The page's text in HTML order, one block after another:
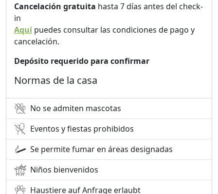
Cancelación gratuita hasta 7 días antes del check-
in
Aquípuedes consultar las condiciones de pago y
cancelación.
Depósito requerido para confirmar
Normas de la casa
No se admiten mascotas
Eventos y fiestas prohibidos
Se permite fumar en áreas designadas
Niños bienvenidos
Haustiere auf Anfrage erlaubt